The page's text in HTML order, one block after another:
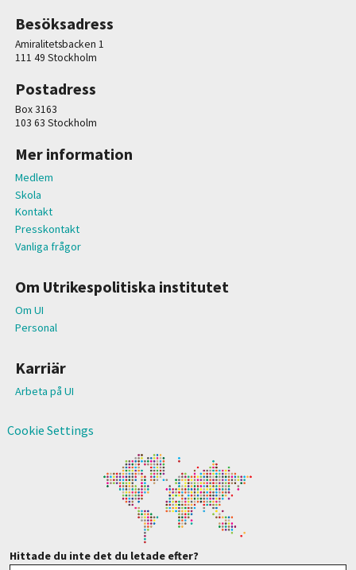
Besöksadress
Amiralitetsbacken 1
111 49 Stockholm
Postadress
Box 3163
103 63 Stockholm
Mer information
Medlem
Skola
Kontakt
Presskontakt
Vanliga frågor
Om Utrikespolitiska institutet
Om UI
Personal
Karriär
Arbeta på UI
Cookie Settings
Hittade du inte det du letade efter?